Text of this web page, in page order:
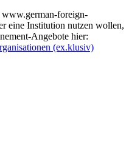
www.german-foreign-
eine Institution nutzen wollen,
Angebote hier:
(ex.klusiv)